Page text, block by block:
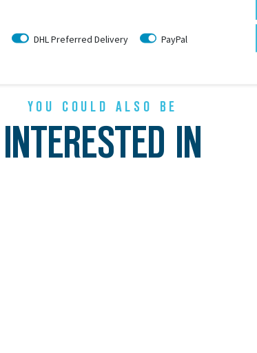
YOU COULD ALSO BE
INTERESTED IN
DHL Preferred Delivery
PayPal